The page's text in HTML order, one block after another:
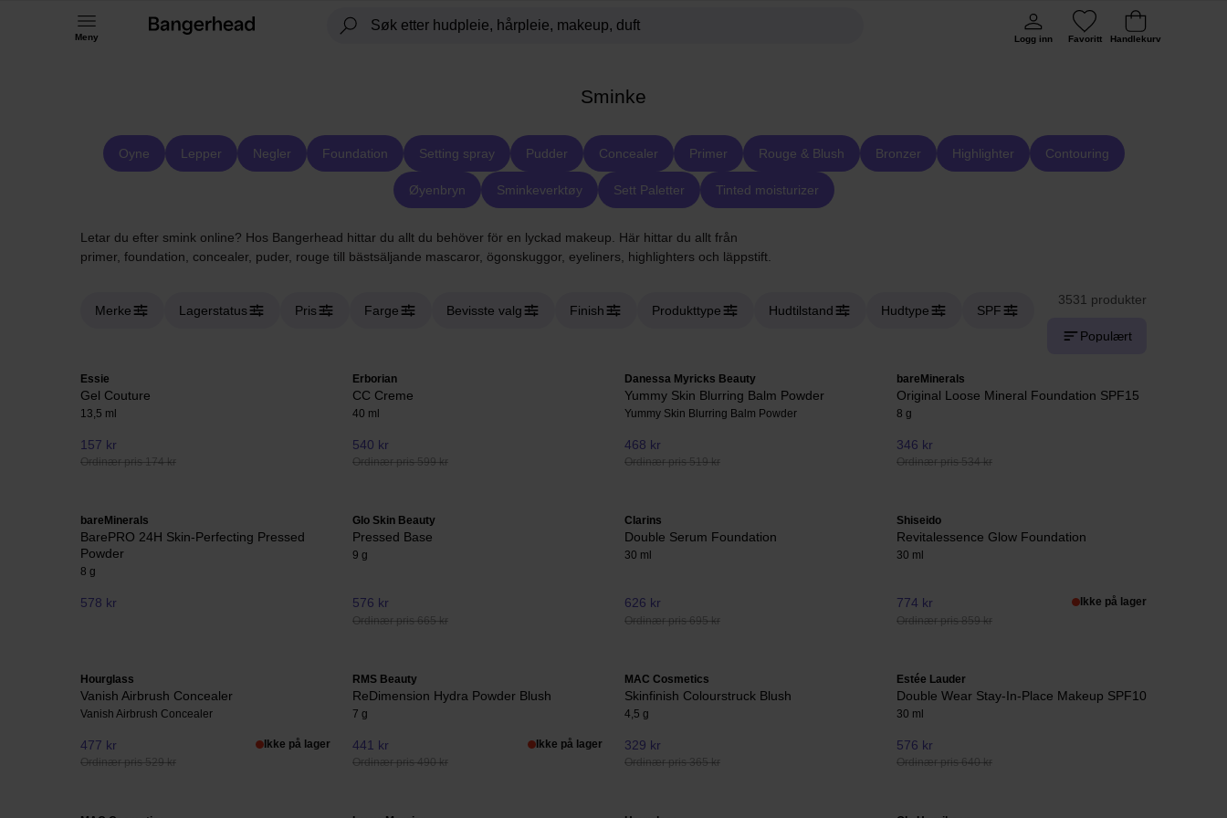
Meny Logg inn Favoritt Handlekurv
Sminke
Oyne Lepper Negler Foundation Setting spray Pudder Concealer Primer Rouge & Blush Bronzer Highlighter Contouring
Øyenbryn Sminkeverktøy Sett Paletter Tinted moisturizer
Letar du efter smink online? Hos Bangerhead hittar du allt du behöver för en lyckad makeup. Här hittar du allt från
primer, foundation, concealer, puder, rouge till bästsäljande mascaror, ögonskuggor, eyeliners, highlighters och läppstift.
Merke Lagerstatus Pris Farge Bevisste valg Finish Produkttype Hudtilstand Hudtype SPF
3531 produkter
Populært
Essie
Gel Couture
13,5 ml
157 kr
Ordinær pris 174 kr
Erborian
CC Creme
40 ml
540 kr
Ordinær pris 599 kr
Danessa Myricks Beauty
Yummy Skin Blurring Balm Powder
Yummy Skin Blurring Balm Powder
468 kr
Ordinær pris 519 kr
bareMinerals
Original Loose Mineral Foundation SPF15
8 g
346 kr
Ordinær pris 534 kr
bareMinerals
BarePRO 24H Skin-Perfecting Pressed
Powder
8 g
578 kr
Glo Skin Beauty
Pressed Base
9 g
576 kr
Ordinær pris 665 kr
Clarins
Double Serum Foundation
30 ml
626 kr
Ordinær pris 695 kr
Shiseido
Revitalessence Glow Foundation
30 ml
774 kr
Ordinær pris 859 kr
Ikke på lager
Hourglass
Vanish Airbrush Concealer
Vanish Airbrush Concealer
477 kr
Ordinær pris 529 kr
Ikke på lager
RMS Beauty
ReDimension Hydra Powder Blush
7 g
441 kr
Ordinær pris 490 kr
Ikke på lager
MAC Cosmetics
Skinfinish Colourstruck Blush
4,5 g
329 kr
Ordinær pris 365 kr
Estée Lauder
Double Wear Stay-In-Place Makeup SPF10
30 ml
576 kr
Ordinær pris 640 kr